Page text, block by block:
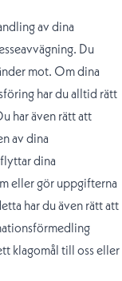
av dina
Du
mot. Om dina
har du alltid rätt
har även rätt att
av dina
dina
eller gör uppgifterna
har du även rätt att
klagomål till oss eller